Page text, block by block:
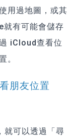
用過地圖，或其
就有可能會儲存
iCloud查看位
。
朋友位置
就可以透過「尋